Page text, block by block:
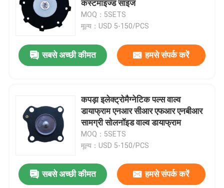
स्टेनलेस स्टील लचीली नली
उच्च दबाव हाइड्रोलिक नली
स्लरी पाइप प्लग
पॉलीयूरेथेन उत्पाद
कस्टमाइज्ड साइज
MOQ：5SETS
मूल्य：USD 5-150/PCS
सबसे अच्छी कीमत हमसे संपर्क करें
कपड़ा इलेक्ट्रोमैग्नेटिक पल्स वाल्व
डायाफ्राम एनआर सीआर एफआर एनबीआर
सामग्री सोलनॉइड वाल्व डायाफ्राम
MOQ：5SETS
मूल्य：USD 5-150/PCS
सबसे अच्छी कीमत हमसे संपर्क करें